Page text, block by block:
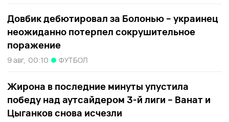
Довбик дебютировал за Болонью – украинец
неожиданно потерпел сокрушительное
поражение
9 авг, 00:10 ФУТБОЛ
Жирона в последние минуты упустила
победу над аутсайдером 3-й лиги – Ванат и
Цыганков снова исчезли